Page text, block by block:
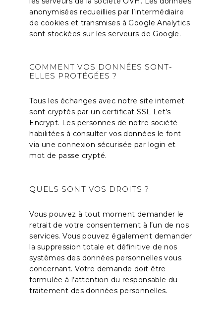
anonymisées recueillies par l’intermédiaire
de cookies et transmises à Google Analytics
sont stockées sur les serveurs de Google.
COMMENT VOS DONNÉES SONT-
ELLES PROTÉGÉES ?
Tous les échanges avec notre site internet
sont cryptés par un certificat SSL Let’s
Encrypt. Les personnes de notre société
habilitées à consulter vos données le font
via une connexion sécurisée par login et
mot de passe crypté.
QUELS SONT VOS DROITS ?
Vous pouvez à tout moment demander le
retrait de votre consentement à l’un de nos
services. Vous pouvez également demander
la suppression totale et définitive de nos
systèmes des données personnelles vous
concernant. Votre demande doit être
formulée à l’attention du responsable du
traitement des données personnelles.